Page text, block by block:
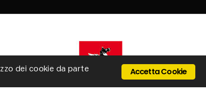
Accetta Cookie
dei cookie da parte